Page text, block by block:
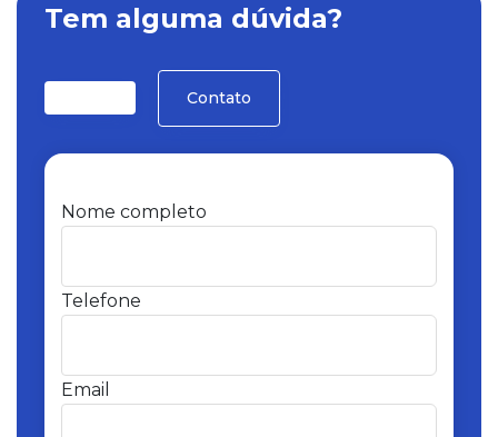
Tem alguma dúvida?
Contato
Nome completo
Telefone
Email